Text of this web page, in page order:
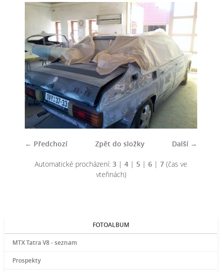
← Předchozí Další →
Zpět do složky
Automatické procházení: 3 | 4 | 5 | 6 | 7 (čas ve
vteřinách)
FOTOALBUM
MTX Tatra V8 - seznam
Prospekty